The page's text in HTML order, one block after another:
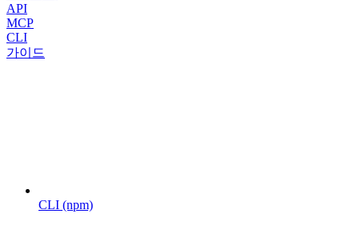
API
MCP
CLI
가이드
CLI (npm)